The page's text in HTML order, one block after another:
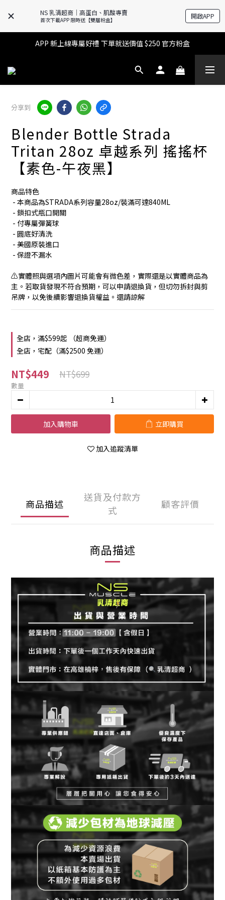
NS 乳清超商｜高蛋白、肌酸專賣
首次下載APP 限時送【雙層粉盒】 開啟APP
🔥滿$599【超商取貨免運】下單再送2%購物金+點數‼️
🔥滿$599【超商取貨免運】下單再送2%購物金+點數‼️
APP 新上線專屬好禮 下單就送價值 $250 官方粉盒
👉 乳清超商保障｜7 天鑑賞・免費退換貨
分享到
Blender Bottle Strada
Tritan 28oz 卓越系列 搖搖杯
【素色-午夜黑】
商品特色
- 本商品為STRADA系列容量28oz/裝滿可達840ML
- 鎖扣式瓶口開關
- 付專屬彈簧球
- 圓底好清洗
- 美國原裝進口
- 保證不漏水
⚠️實體照與選項內圖片可能會有微色差，實際還是以實體商品為
主。若取貨發現不符合預期，可以申請退換貨，但切勿拆封與剪
吊牌，以免後續影響退換貨權益。還請諒解
全店，滿$599起 （超商免運）
全店，宅配（滿$2500 免運）
NT$449 NT$699
數量
加入購物車 立即購買
加入追蹤清單
商品描述
送貨及付款方
式
顧客評價
商品描述